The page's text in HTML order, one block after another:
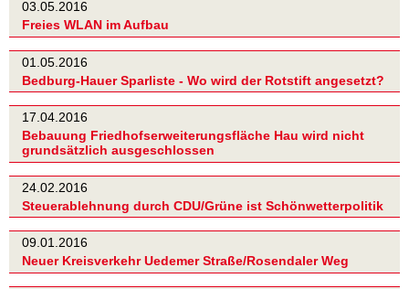
03.05.2016
Freies WLAN im Aufbau
01.05.2016
Bedburg-Hauer Sparliste - Wo wird der Rotstift angesetzt?
17.04.2016
Bebauung Friedhofserweiterungsfläche Hau wird nicht
grundsätzlich ausgeschlossen
24.02.2016
Steuerablehnung durch CDU/Grüne ist Schönwetterpolitik
09.01.2016
Neuer Kreisverkehr Uedemer Straße/Rosendaler Weg